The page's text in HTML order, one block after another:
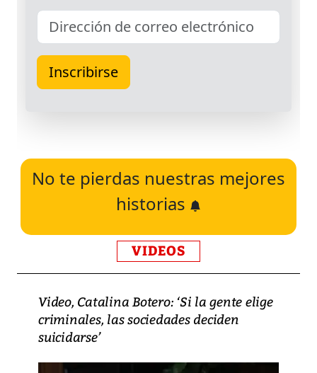
No te pierdas nuestras mejores
historias
VIDEOS
Video, Catalina Botero: ‘Si la gente elige
criminales, las sociedades deciden
suicidarse’